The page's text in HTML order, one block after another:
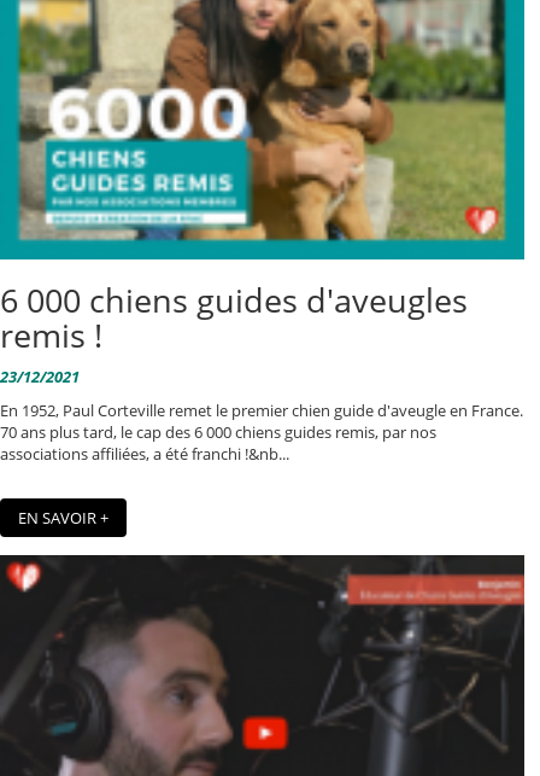
6 000 chiens guides d'aveugles
remis !
23/12/2021
En 1952, Paul Corteville remet le premier chien guide d'aveugle en France.
70 ans plus tard, le cap des 6 000 chiens guides remis, par nos
associations affiliées, a été franchi !&nb...
EN SAVOIR +